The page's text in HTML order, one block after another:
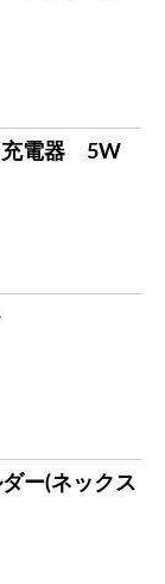
充電器 5W
ー(ネックス